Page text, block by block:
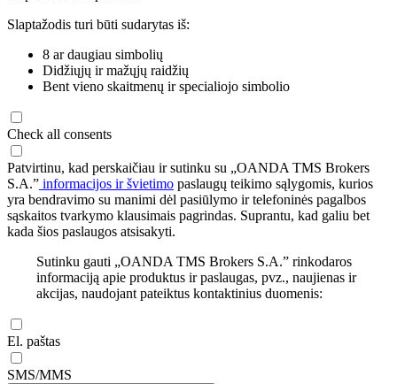
Slaptažodis turi būti sudarytas iš:
8 ar daugiau simbolių
Didžiųjų ir mažųjų raidžių
Bent vieno skaitmenų ir specialiojo simbolio
Check all consents
Patvirtinu, kad perskaičiau ir sutinku su „OANDA TMS Brokers
S.A.” informacijos ir švietimo paslaugų teikimo sąlygomis, kurios
yra bendravimo su manimi dėl pasiūlymo ir telefoninės pagalbos
sąskaitos tvarkymo klausimais pagrindas. Suprantu, kad galiu bet
kada šios paslaugos atsisakyti.
Sutinku gauti „OANDA TMS Brokers S.A.” rinkodaros
informaciją apie produktus ir paslaugas, pvz., naujienas ir
akcijas, naudojant pateiktus kontaktinius duomenis:
El. paštas
SMS/MMS